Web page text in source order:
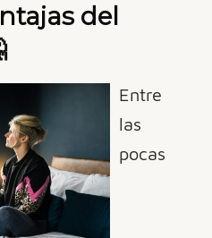
del
Entre
las
pocas